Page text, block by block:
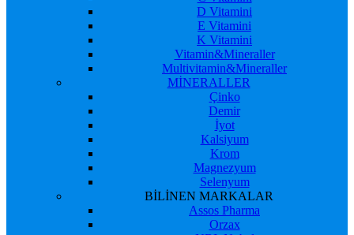
D Vitamini
E Vitamini
K Vitamini
Vitamin&Mineraller
Multivitamin&Mineraller
MİNERALLER
Çinko
Demir
İyot
Kalsiyum
Krom
Magnezyum
Selenyum
BİLİNEN MARKALAR
Assos Pharma
Orzax